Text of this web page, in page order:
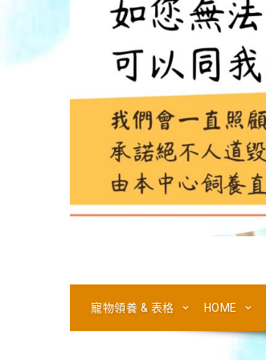
寵物領養 & 表格 HOME